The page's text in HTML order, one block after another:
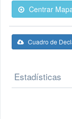
Centrar
Cuadro de
Estadísticas